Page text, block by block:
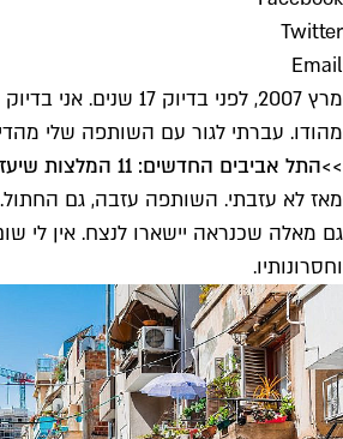
Twitter
Email
מהודו. עברתי לגור עם השותפה שלי
>>התל אביבים החדשים: 11 המלצות שיעזרו לכם לשרוד בשכונת פלורנטין
מאז לא עזבתי. השותפה עזבה, גם
וחסרונותיו.